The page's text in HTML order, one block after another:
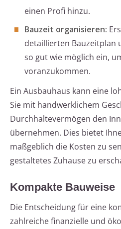
einen Profi hinzu.
Bauzeit organisieren:
detaillierten Bauzeitplan
so gut wie möglich ein,
voranzukommen.
Ein Ausbauhaus kann eine
Sie mit handwerklichem
Durchhaltevermögen den
übernehmen. Dies bietet
maßgeblich die Kosten zu
gestaltetes Zuhause zu
Kompakte Bauweise
Die Entscheidung für eine
zahlreiche finanzielle und